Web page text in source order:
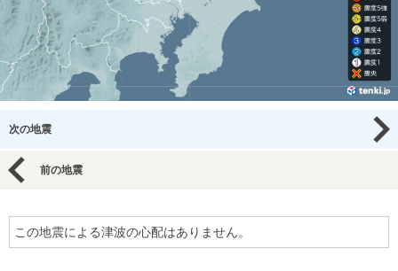
次の地震
前の地震
この地震による津波の心配はありません。